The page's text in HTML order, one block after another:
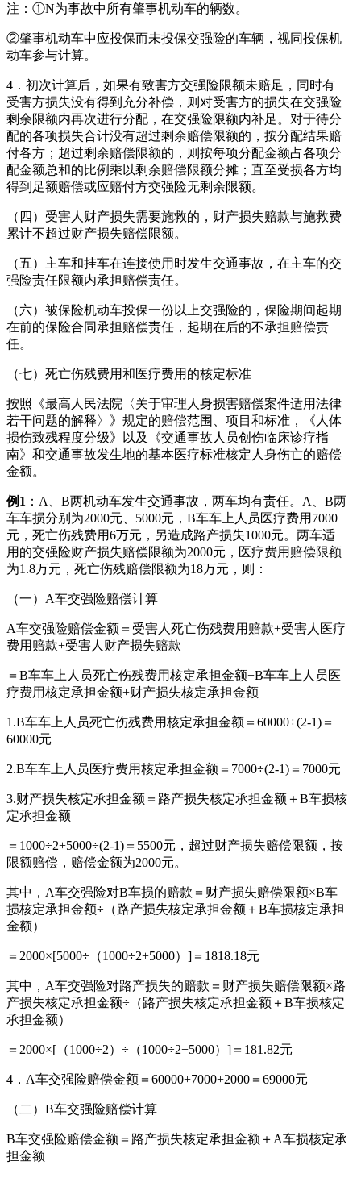
注：①N为事故中所有肇事机动车的辆数。
②肇事机动车中应投保而未投保交强险的车辆，视同投保机
动车参与计算。
4．初次计算后，如果有致害方交强险限额未赔足，同时有
受害方损失没有得到充分补偿，则对受害方的损失在交强险
剩余限额内再次进行分配，在交强险限额内补足。对于待分
配的各项损失合计没有超过剩余赔偿限额的，按分配结果赔
付各方；超过剩余赔偿限额的，则按每项分配金额占各项分
配金额总和的比例乘以剩余赔偿限额分摊；直至受损各方均
得到足额赔偿或应赔付方交强险无剩余限额。
（四）受害人财产损失需要施救的，财产损失赔款与施救费
累计不超过财产损失赔偿限额。
（五）主车和挂车在连接使用时发生交通事故，在主车的交
强险责任限额内承担赔偿责任。
（六）被保险机动车投保一份以上交强险的，保险期间起期
在前的保险合同承担赔偿责任，起期在后的不承担赔偿责
任。
（七）死亡伤残费用和医疗费用的核定标准
按照《最高人民法院〈关于审理人身损害赔偿案件适用法律
若干问题的解释〉》规定的赔偿范围、项目和标准，《人体
损伤致残程度分级》以及《交通事故人员创伤临床诊疗指
南》和交通事故发生地的基本医疗标准核定人身伤亡的赔偿
金额。
例1 ：A、B两机动车发生交通事故，两车均有责任。A、B两
车车损分别为2000元、5000元，B车车上人员医疗费用7000
元，死亡伤残费用6万元，另造成路产损失1000元。两车适
用的交强险财产损失赔偿限额为2000元，医疗费用赔偿限额
为1.8万元，死亡伤残赔偿限额为18万元，则：
（一）A车交强险赔偿计算
A车交强险赔偿金额＝受害人死亡伤残费用赔款+受害人医疗
费用赔款+受害人财产损失赔款
＝B车车上人员死亡伤残费用核定承担金额+B车车上人员医
疗费用核定承担金额+财产损失核定承担金额
1.B车车上人员死亡伤残费用核定承担金额＝60000÷(2-1)＝
60000元
2.B车车上人员医疗费用核定承担金额＝7000÷(2-1)＝7000元
3.财产损失核定承担金额＝路产损失核定承担金额＋B车损核
定承担金额
＝1000÷2+5000÷(2-1)＝5500元，超过财产损失赔偿限额，按
限额赔偿，赔偿金额为2000元。
其中，A车交强险对B车损的赔款＝财产损失赔偿限额×B车
损核定承担金额÷（路产损失核定承担金额＋B车损核定承担
金额）
＝2000×[5000÷（1000÷2+5000）]＝1818.18元
其中，A车交强险对路产损失的赔款＝财产损失赔偿限额×路
产损失核定承担金额÷（路产损失核定承担金额＋B车损核定
承担金额）
＝2000×[（1000÷2）÷（1000÷2+5000）]＝181.82元
4．A车交强险赔偿金额＝60000+7000+2000＝69000元
（二）B车交强险赔偿计算
B车交强险赔偿金额＝路产损失核定承担金额＋A车损核定承
担金额